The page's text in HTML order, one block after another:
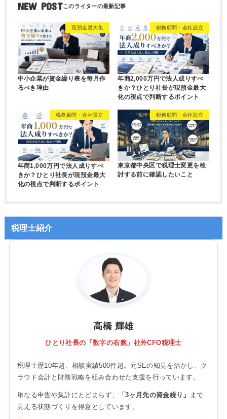
NEW POST
現預金最大化
中小企業が資金繰り表を毎月作
るべき理由
税務顧問・会社設立
年商2,000万円で法人成りすべ
きか？ひとり社長が現預金最大
化の視点で判断するポイント
税務顧問・会社設立
年商1,000万円で法人成りすべ
きか？ひとり社長が現預金最大
化の視点で判断するポイント
税務顧問・会社設立
東京都中央区で税理士変更を検
討する前に確認したいこと
税理士紹介
高橋 輝雄
ひとり社長の「数字の右腕」社外CFO税理士
税理士歴10年超、相談実績500件超。元SEの知見を活かし、ク
ラウド会計と財務戦略を組み合わせた支援を行っています。
単なる申告や集計にとどまらず、 「3ヶ月先の資金繰り」
まで
見える状態づくりを得意としています。